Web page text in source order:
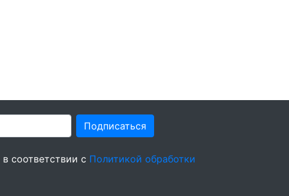
Подписаться
в соответствии с Политикой обработки